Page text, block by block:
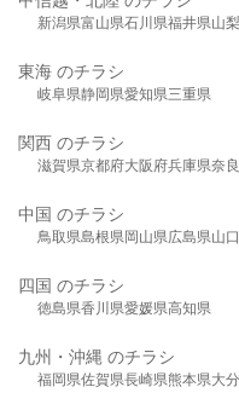
新潟県富山県石川県福井県山
東海 のチラシ
岐阜県静岡県愛知県三重県
関西 のチラシ
滋賀県京都府大阪府兵庫県奈
中国 のチラシ
鳥取県島根県岡山県広島県山
四国 のチラシ
徳島県香川県愛媛県高知県
九州・沖縄 のチラシ
福岡県佐賀県長崎県熊本県大